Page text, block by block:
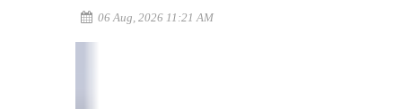
06 Aug, 2026 11:21 AM